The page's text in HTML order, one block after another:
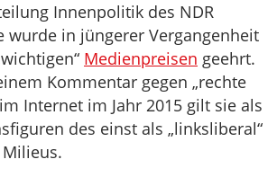
Innenpolitik des NDR
wurde in jüngerer Vergangenheit
Medienpreisen geehrt.
Kommentar gegen „rechte
Internet im Jahr 2015 gilt sie als
des einst als „linksliberal“